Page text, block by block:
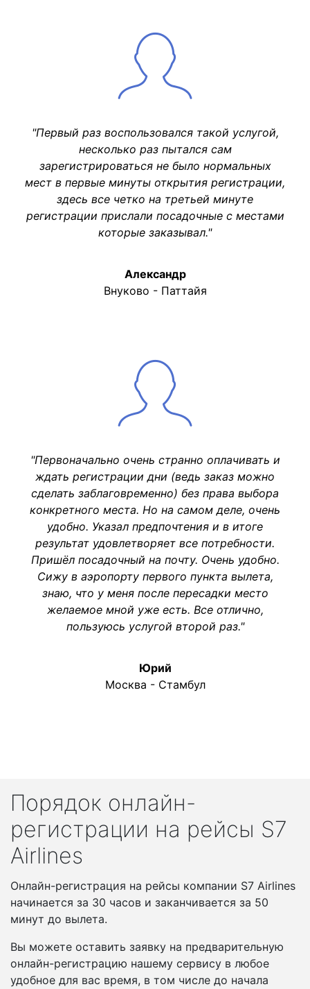
"Первый раз воспользовался такой услугой,
несколько раз пытался сам
зарегистрироваться не было нормальных
мест в первые минуты открытия регистрации,
здесь все четко на третьей минуте
регистрации прислали посадочные с местами
которые заказывал."
Александр
Внуково - Паттайя
"Первоначально очень странно оплачивать и
ждать регистрации дни (ведь заказ можно
сделать заблаговременно) без права выбора
конкретного места. Но на самом деле, очень
удобно. Указал предпочтения и в итоге
результат удовлетворяет все потребности.
Пришёл посадочный на почту. Очень удобно.
Сижу в аэропорту первого пункта вылета,
знаю, что у меня после пересадки место
желаемое мной уже есть. Все отлично,
пользуюсь услугой второй раз."
Юрий
Москва - Стамбул
Порядок онлайн-
регистрации на рейсы S7
Airlines
Онлайн-регистрация на рейсы компании S7 Airlines
начинается за 30 часов и заканчивается за 50
минут до вылета.
Вы можете оставить заявку на предварительную
онлайн-регистрацию нашему сервису в любое
удобное для вас время, в том числе до начала